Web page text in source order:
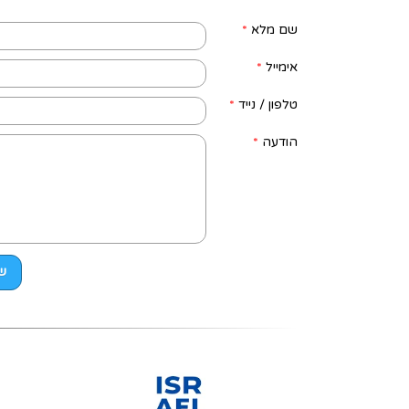
שם מלא *
אימייל *
טלפון / נייד *
הודעה *